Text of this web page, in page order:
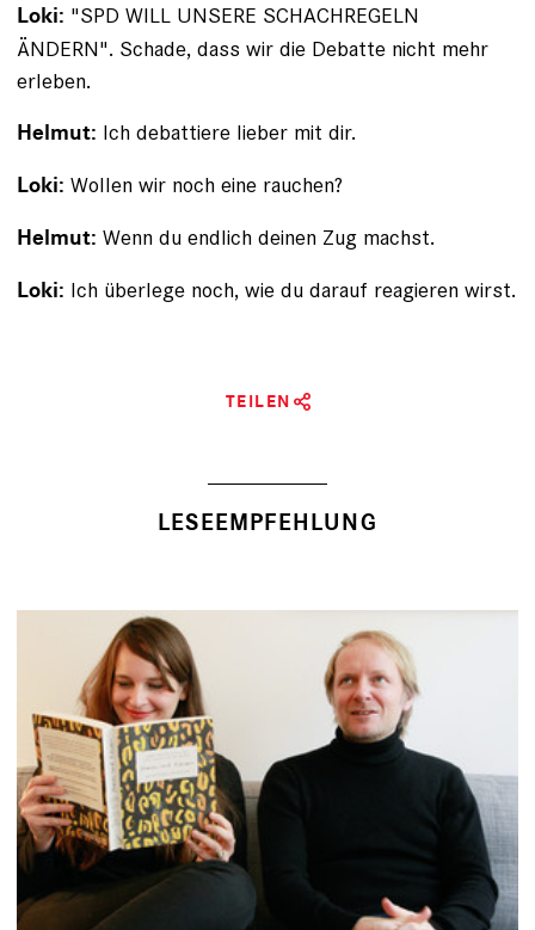
Loki: "SPD WILL UNSERE SCHACHREGELN
ÄNDERN". Schade, dass wir die Debatte nicht mehr
erleben.
Helmut: Ich debattiere lieber mit dir.
Loki: Wollen wir noch eine rauchen?
Helmut: Wenn du endlich deinen Zug machst.
Loki: Ich überlege noch, wie du darauf reagieren wirst.
TEILEN
LESEEMPFEHLUNG